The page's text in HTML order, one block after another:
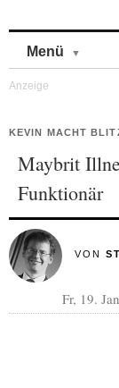
Menü
KEVIN MACHT
Maybrit
Funktionär
VON
Fr, 19.